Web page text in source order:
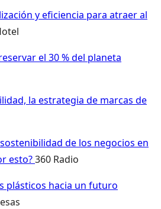
y eficiencia para atraer al
el 30 % del planeta
la estrategia de marcas de
de los negocios en
esto?360 Radio
plásticos hacia un futuro